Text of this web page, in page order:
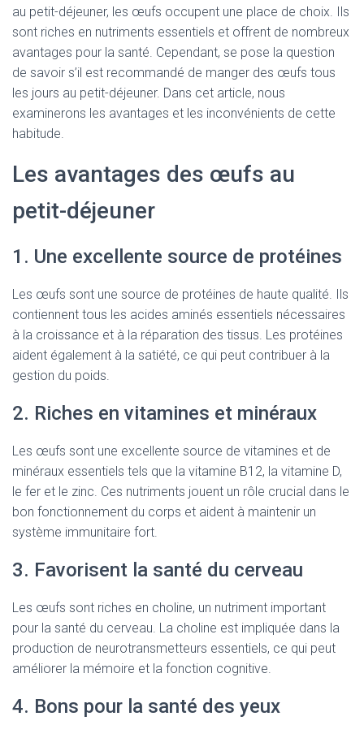
au petit-déjeuner, les œufs occupent une place de choix. Ils
sont riches en nutriments essentiels et offrent de nombreux
avantages pour la santé. Cependant, se pose la question
de savoir s’il est recommandé de manger des œufs tous
les jours au petit-déjeuner. Dans cet article, nous
examinerons les avantages et les inconvénients de cette
habitude.
Les avantages des œufs au
petit-déjeuner
1. Une excellente source de protéines
Les œufs sont une source de protéines de haute qualité. Ils
contiennent tous les acides aminés essentiels nécessaires
à la croissance et à la réparation des tissus. Les protéines
aident également à la satiété, ce qui peut contribuer à la
gestion du poids.
2. Riches en vitamines et minéraux
Les œufs sont une excellente source de vitamines et de
minéraux essentiels tels que la vitamine B12, la vitamine D,
le fer et le zinc. Ces nutriments jouent un rôle crucial dans le
bon fonctionnement du corps et aident à maintenir un
système immunitaire fort.
3. Favorisent la santé du cerveau
Les œufs sont riches en choline, un nutriment important
pour la santé du cerveau. La choline est impliquée dans la
production de neurotransmetteurs essentiels, ce qui peut
améliorer la mémoire et la fonction cognitive.
4. Bons pour la santé des yeux